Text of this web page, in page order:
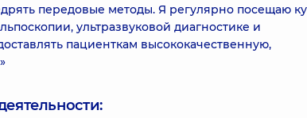
передовые методы. Я регулярно посещаю
ультразвуковой диагностике и
пациенткам высококачественную,